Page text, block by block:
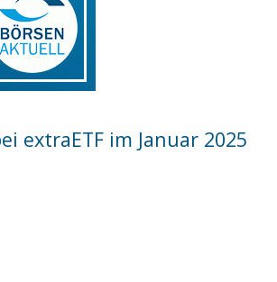
extraETF im Januar 2025